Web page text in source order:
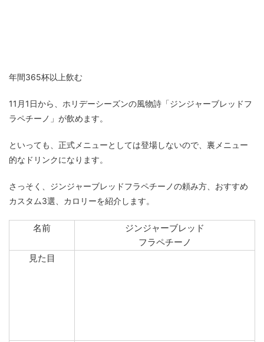
年間365杯以上飲む
11月1日から、ホリデーシーズンの風物詩「ジンジャーブレッドフ
ラペチーノ」が飲めます。
といっても、正式メニューとしては登場しないので、裏メニュー
的なドリンクになります。
さっそく、ジンジャーブレッドフラペチーノの頼み方、おすすめ
カスタム3選、カロリーを紹介します。
名前
ジンジャーブレッド
フラペチーノ
見た目